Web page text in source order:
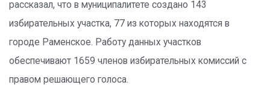
рассказал, что в муниципалитете создано 143
избирательных участка, 77 из которых находятся в
городе Раменское. Работу данных участков
обеспечивают 1659 членов избирательных комиссий с
правом решающего голоса.